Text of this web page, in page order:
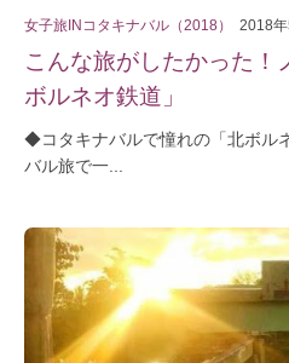
女子旅INコタキナバル（2018） 2018
こんな旅がしたかった！
ボルネオ鉄道」
◆コタキナバルで憧れの「北ボル
バル旅で一...